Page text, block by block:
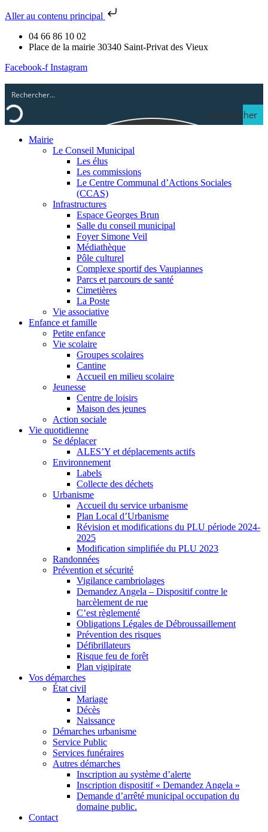
Aller au contenu principal
04 66 86 10 02
Place de la mairie 30340 Saint-Privat des Vieux
Facebook-f Instagram
Rechercher
Mairie
Le Conseil Municipal
Les élus
Les commissions
Le Centre Communal d’Actions Sociales
(CCAS)
Infrastructures
Espace Georges Brun
Salle du conseil municipal
Foyer Simone Veil
Médiathèque
Pôle culturel
Complexe sportif des Vaupiannes
Parcs et parcours de santé
Cimetières
La Poste
Vie associative
Enfance et famille
Petite enfance
Vie scolaire
Groupes scolaires
Cantine
Accueil en milieu scolaire
Jeunesse
Centre de loisirs
Maison des jeunes
Action sociale
Vie quotidienne
Se déplacer
ALES’Y et déplacements actifs
Environnement
Labels
Collecte des déchets
Urbanisme
Accueil du service urbanisme
Plan Local d’Urbanisme
Révision et modifications du PLU période 2024-
2025
Modification simplifiée du PLU 2023
Randonnées
Prévention et sécurité
Vigilance cambriolages
Demandez Angela – Dispositif contre le
harcèlement de rue
C’est règlementé
Obligations Légales de Débroussaillement
Prévention des risques
Défibrillateurs
Risque feu de forêt
Plan vigipirate
Vos démarches
État civil
Mariage
Décès
Naissance
Démarches urbanisme
Service Public
Services funéraires
Autres démarches
Inscription au système d’alerte
Inscription dispositif « Demandez Angela »
Demande d’arrêté municipal occupation du
domaine public.
Contact